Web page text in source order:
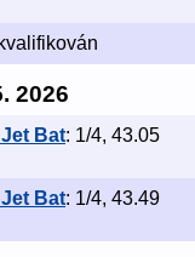
2026
Bat: 1/4, 43.05
Bat: 1/4, 43.49